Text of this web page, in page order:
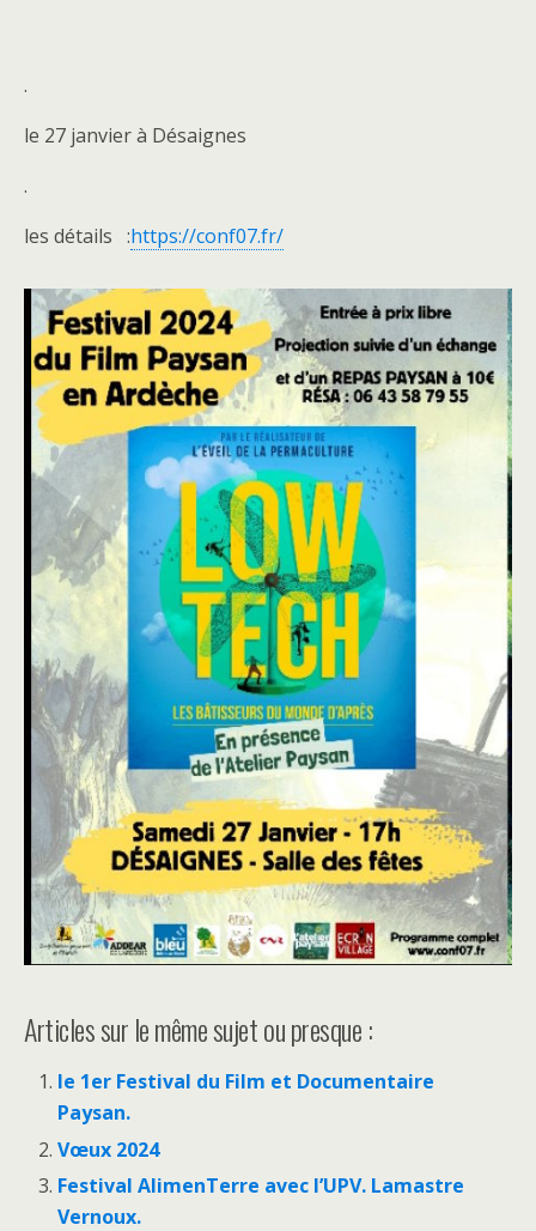
.
le 27 janvier à Désaignes
.
les détails :https://conf07.fr/
Articles sur le même sujet ou presque :
le 1er Festival du Film et Documentaire
Paysan.
Vœux 2024
Festival AlimenTerre avec l’UPV. Lamastre
Vernoux.